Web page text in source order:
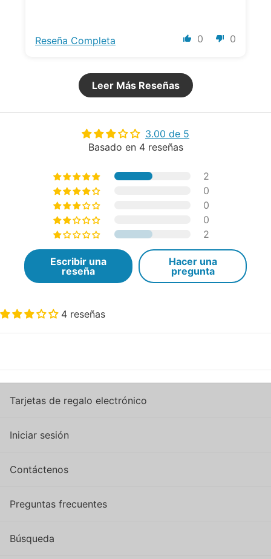
0 0
Reseña Completa
Leer Más Reseñas
3.00 de 5
Basado en 4 reseñas
2
0
0
0
2
Escribir una
reseña
Hacer una
pregunta
4 reseñas
Tarjetas de regalo electrónico
Iniciar sesión
Contáctenos
Preguntas frecuentes
Búsqueda